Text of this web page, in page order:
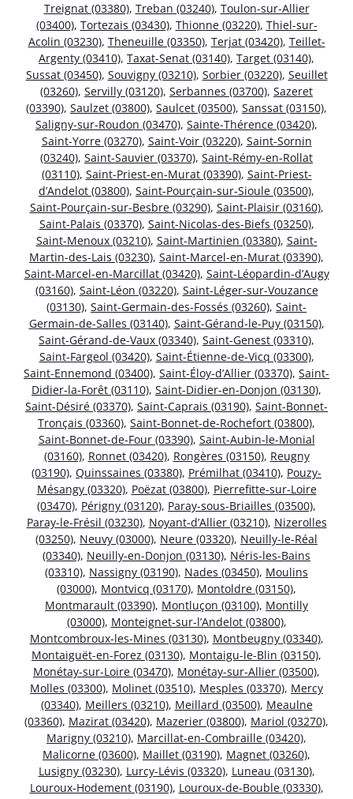
Treignat (03380), Treban (03240), Toulon-sur-Allier
(03400), Tortezais (03430), Thionne (03220), Thiel-sur-
Acolin (03230), Theneuille (03350), Terjat (03420), Teillet-
Argenty (03410), Taxat-Senat (03140), Target (03140),
Sussat (03450), Souvigny (03210), Sorbier (03220), Seuillet
(03260), Servilly (03120), Serbannes (03700), Sazeret
(03390), Saulzet (03800), Saulcet (03500), Sanssat (03150),
Saligny-sur-Roudon (03470), Sainte-Thérence (03420),
Saint-Yorre (03270), Saint-Voir (03220), Saint-Sornin
(03240), Saint-Sauvier (03370), Saint-Rémy-en-Rollat
(03110), Saint-Priest-en-Murat (03390), Saint-Priest-
d’Andelot (03800), Saint-Pourçain-sur-Sioule (03500),
Saint-Pourçain-sur-Besbre (03290), Saint-Plaisir (03160),
Saint-Palais (03370), Saint-Nicolas-des-Biefs (03250),
Saint-Menoux (03210), Saint-Martinien (03380), Saint-
Martin-des-Lais (03230), Saint-Marcel-en-Murat (03390),
Saint-Marcel-en-Marcillat (03420), Saint-Léopardin-d’Augy
(03160), Saint-Léon (03220), Saint-Léger-sur-Vouzance
(03130), Saint-Germain-des-Fossés (03260), Saint-
Germain-de-Salles (03140), Saint-Gérand-le-Puy (03150),
Saint-Gérand-de-Vaux (03340), Saint-Genest (03310),
Saint-Fargeol (03420), Saint-Étienne-de-Vicq (03300),
Saint-Ennemond (03400), Saint-Éloy-d’Allier (03370), Saint-
Didier-la-Forêt (03110), Saint-Didier-en-Donjon (03130),
Saint-Désiré (03370), Saint-Caprais (03190), Saint-Bonnet-
Tronçais (03360), Saint-Bonnet-de-Rochefort (03800),
Saint-Bonnet-de-Four (03390), Saint-Aubin-le-Monial
(03160), Ronnet (03420), Rongères (03150), Reugny
(03190), Quinssaines (03380), Prémilhat (03410), Pouzy-
Mésangy (03320), Poëzat (03800), Pierrefitte-sur-Loire
(03470), Périgny (03120), Paray-sous-Briailles (03500),
Paray-le-Frésil (03230), Noyant-d’Allier (03210), Nizerolles
(03250), Neuvy (03000), Neure (03320), Neuilly-le-Réal
(03340), Neuilly-en-Donjon (03130), Néris-les-Bains
(03310), Nassigny (03190), Nades (03450), Moulins
(03000), Montvicq (03170), Montoldre (03150),
Montmarault (03390), Montluçon (03100), Montilly
(03000), Monteignet-sur-l’Andelot (03800),
Montcombroux-les-Mines (03130), Montbeugny (03340),
Montaiguët-en-Forez (03130), Montaigu-le-Blin (03150),
Monétay-sur-Loire (03470), Monétay-sur-Allier (03500),
Molles (03300), Molinet (03510), Mesples (03370), Mercy
(03340), Meillers (03210), Meillard (03500), Meaulne
(03360), Mazirat (03420), Mazerier (03800), Mariol (03270),
Marigny (03210), Marcillat-en-Combraille (03420),
Malicorne (03600), Maillet (03190), Magnet (03260),
Lusigny (03230), Lurcy-Lévis (03320), Luneau (03130),
Louroux-Hodement (03190), Louroux-de-Bouble (03330),